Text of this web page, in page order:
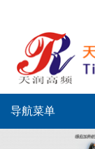
导航菜单